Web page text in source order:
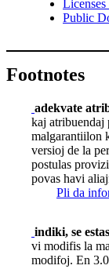
Public
Footnotes
adekvate
kaj atribuendaj
malgarantiilon
versioj de la
postulas
povas havi
Pli da
indiki, se
vi modifis la
modifoj. En